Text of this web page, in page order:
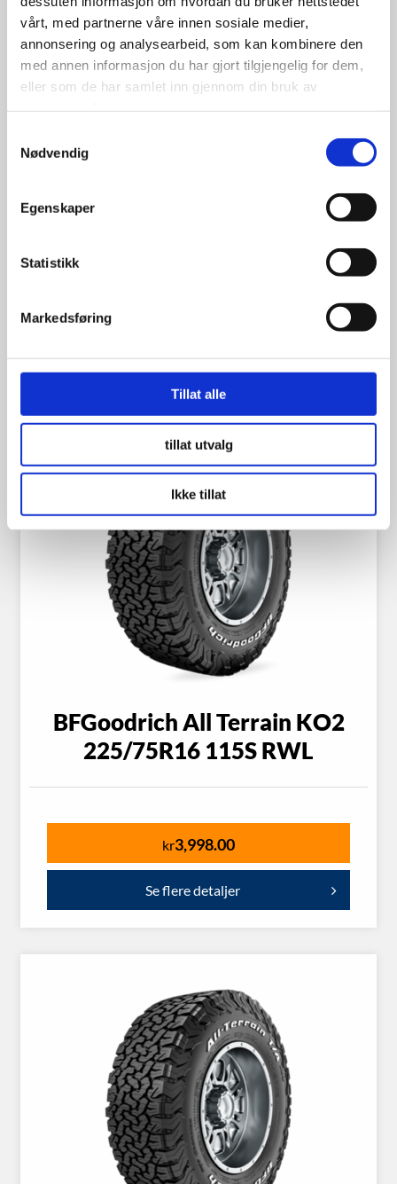
vårt, med partnerne våre innen sosiale medier,
annonsering og analysearbeid, som kan kombinere den
med annen informasjon du har gjort tilgjengelig for dem,
eller som de har samlet inn gjennom din bruk av
Nødvendig
Egenskaper
Statistikk
Markedsføring
Tillat alle
tillat utvalg
Ikke tillat
Imperial EcoDriver4 195/70R14
BFGoodrich All Terrain KO2
225/75R16 115S RWL
kr3,998.00
Se flere detaljer